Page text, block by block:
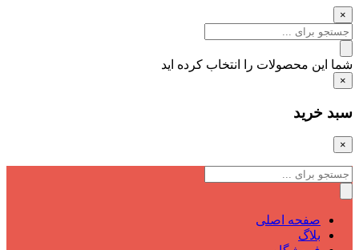
×
شما این محصولات را انتخاب کرده اید
×
سبد خرید
×
صفحه اصلی
بلاگ